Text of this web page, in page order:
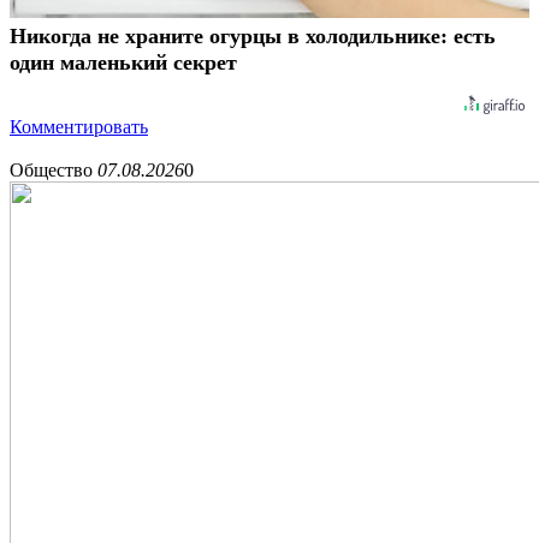
Никогда не храните огурцы в холодильнике: есть
один маленький секрет
Комментировать
Общество 07.08.20260